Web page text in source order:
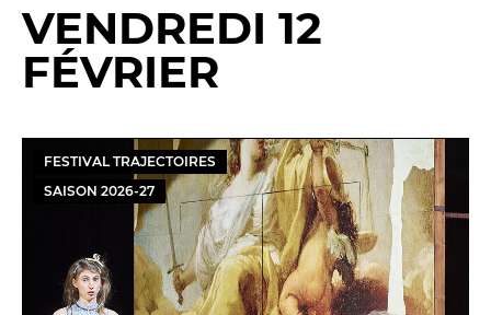
VENDREDI 12
FÉVRIER
FESTIVAL TRAJECTOIRES
SAISON 2026-27